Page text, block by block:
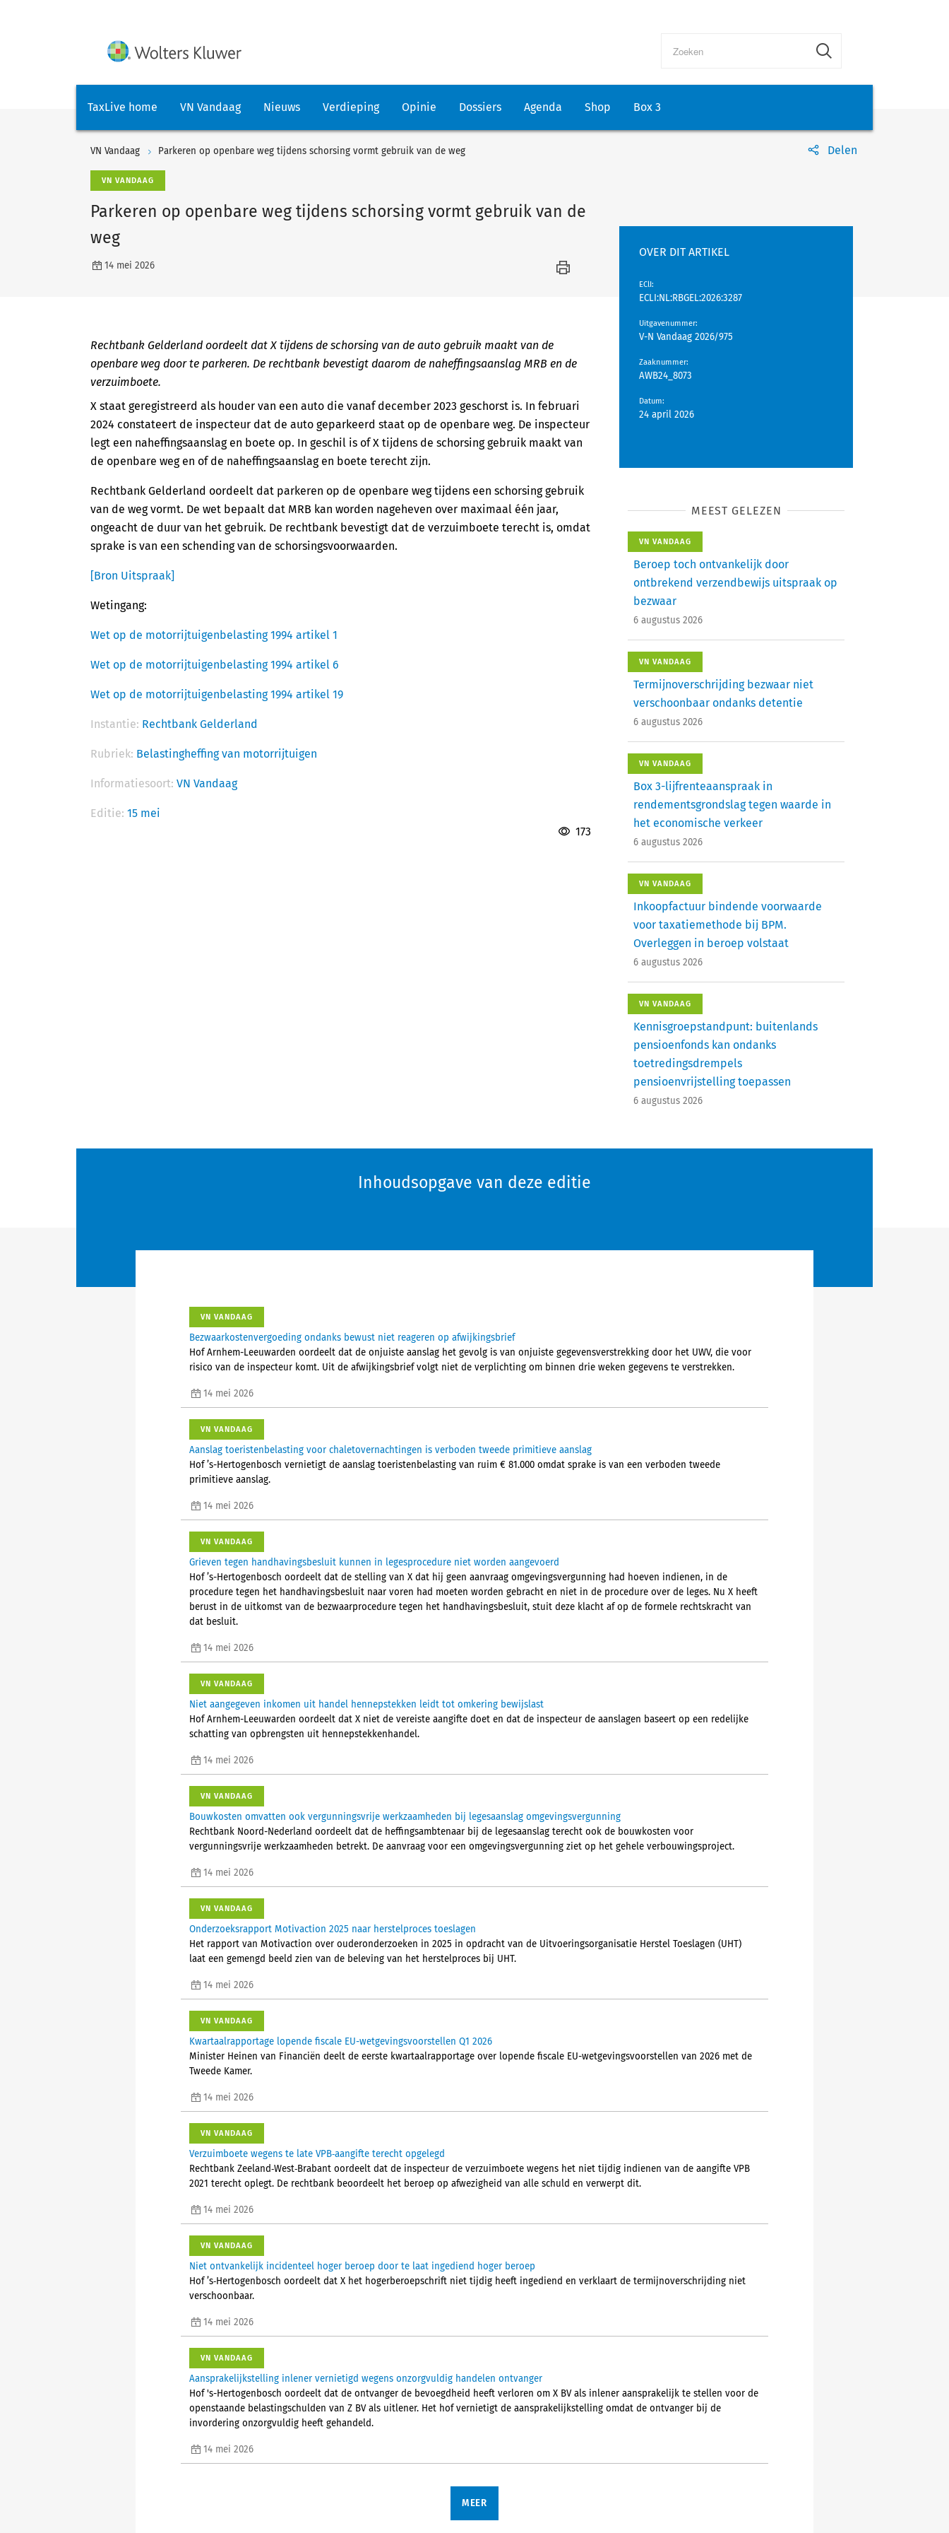
TaxLive home VN Vandaag Nieuws Verdieping Opinie Dossiers Agenda Shop Box 3
VN Vandaag Parkeren op openbare weg tijdens schorsing vormt gebruik van de weg Delen
VN VANDAAG
Parkeren op openbare weg tijdens schorsing vormt gebruik van de
weg
14 mei 2026
Rechtbank Gelderland oordeelt dat X tijdens de schorsing van de auto gebruik maakt van de
openbare weg door te parkeren. De rechtbank bevestigt daarom de naheffingsaanslag MRB en de
verzuimboete.
X staat geregistreerd als houder van een auto die vanaf december 2023 geschorst is. In februari
2024 constateert de inspecteur dat de auto geparkeerd staat op de openbare weg. De inspecteur
legt een naheffingsaanslag en boete op. In geschil is of X tijdens de schorsing gebruik maakt van
de openbare weg en of de naheffingsaanslag en boete terecht zijn.
Rechtbank Gelderland oordeelt dat parkeren op de openbare weg tijdens een schorsing gebruik
van de weg vormt. De wet bepaalt dat MRB kan worden nageheven over maximaal één jaar,
ongeacht de duur van het gebruik. De rechtbank bevestigt dat de verzuimboete terecht is, omdat
sprake is van een schending van de schorsingsvoorwaarden.
[Bron Uitspraak]
Wetingang:
Wet op de motorrijtuigenbelasting 1994 artikel 1
Wet op de motorrijtuigenbelasting 1994 artikel 6
Wet op de motorrijtuigenbelasting 1994 artikel 19
Instantie: Rechtbank Gelderland
Rubriek: Belastingheffing van motorrijtuigen
Informatiesoort: VN Vandaag
Editie: 15 mei
173
OVER DIT ARTIKEL
EClI:
ECLI:NL:RBGEL:2026:3287
Uitgavenummer:
V-N Vandaag 2026/975
Zaaknummer:
AWB24_8073
Datum:
24 april 2026
MEEST GELEZEN
VN VANDAAG
Beroep toch ontvankelijk door
ontbrekend verzendbewijs uitspraak op
bezwaar
6 augustus 2026
VN VANDAAG
Termijnoverschrijding bezwaar niet
verschoonbaar ondanks detentie
6 augustus 2026
VN VANDAAG
Box 3-lijfrenteaanspraak in
rendementsgrondslag tegen waarde in
het economische verkeer
6 augustus 2026
VN VANDAAG
Inkoopfactuur bindende voorwaarde
voor taxatiemethode bij BPM.
Overleggen in beroep volstaat
6 augustus 2026
VN VANDAAG
Kennisgroepstandpunt: buitenlands
pensioenfonds kan ondanks
toetredingsdrempels
pensioenvrijstelling toepassen
6 augustus 2026
Inhoudsopgave van deze editie
VN VANDAAG
Bezwaarkostenvergoeding ondanks bewust niet reageren op afwijkingsbrief
Hof Arnhem-Leeuwarden oordeelt dat de onjuiste aanslag het gevolg is van onjuiste gegevensverstrekking door het UWV, die voor
risico van de inspecteur komt. Uit de afwijkingsbrief volgt niet de verplichting om binnen drie weken gegevens te verstrekken.
14 mei 2026
VN VANDAAG
Aanslag toeristenbelasting voor chaletovernachtingen is verboden tweede primitieve aanslag
Hof ’s-Hertogenbosch vernietigt de aanslag toeristenbelasting van ruim € 81.000 omdat sprake is van een verboden tweede
primitieve aanslag.
14 mei 2026
VN VANDAAG
Grieven tegen handhavingsbesluit kunnen in legesprocedure niet worden aangevoerd
Hof ’s-Hertogenbosch oordeelt dat de stelling van X dat hij geen aanvraag omgevingsvergunning had hoeven indienen, in de
procedure tegen het handhavingsbesluit naar voren had moeten worden gebracht en niet in de procedure over de leges. Nu X heeft
berust in de uitkomst van de bezwaarprocedure tegen het handhavingsbesluit, stuit deze klacht af op de formele rechtskracht van
dat besluit.
14 mei 2026
VN VANDAAG
Niet aangegeven inkomen uit handel hennepstekken leidt tot omkering bewijslast
Hof Arnhem-Leeuwarden oordeelt dat X niet de vereiste aangifte doet en dat de inspecteur de aanslagen baseert op een redelijke
schatting van opbrengsten uit hennepstekkenhandel.
14 mei 2026
VN VANDAAG
Bouwkosten omvatten ook vergunningsvrije werkzaamheden bij legesaanslag omgevingsvergunning
Rechtbank Noord-Nederland oordeelt dat de heffingsambtenaar bij de legesaanslag terecht ook de bouwkosten voor
vergunningsvrije werkzaamheden betrekt. De aanvraag voor een omgevingsvergunning ziet op het gehele verbouwingsproject.
14 mei 2026
VN VANDAAG
Onderzoeksrapport Motivaction 2025 naar herstelproces toeslagen
Het rapport van Motivaction over ouderonderzoeken in 2025 in opdracht van de Uitvoeringsorganisatie Herstel Toeslagen (UHT)
laat een gemengd beeld zien van de beleving van het herstelproces bij UHT.
14 mei 2026
VN VANDAAG
Kwartaalrapportage lopende fiscale EU-wetgevingsvoorstellen Q1 2026
Minister Heinen van Financiën deelt de eerste kwartaalrapportage over lopende fiscale EU-wetgevingsvoorstellen van 2026 met de
Tweede Kamer.
14 mei 2026
VN VANDAAG
Verzuimboete wegens te late VPB‑aangifte terecht opgelegd
Rechtbank Zeeland‑West‑Brabant oordeelt dat de inspecteur de verzuimboete wegens het niet tijdig indienen van de aangifte VPB
2021 terecht oplegt. De rechtbank beoordeelt het beroep op afwezigheid van alle schuld en verwerpt dit.
14 mei 2026
VN VANDAAG
Niet ontvankelijk incidenteel hoger beroep door te laat ingediend hoger beroep
Hof ’s‑Hertogenbosch oordeelt dat X het hogerberoepschrift niet tijdig heeft ingediend en verklaart de termijnoverschrijding niet
verschoonbaar.
14 mei 2026
VN VANDAAG
Aansprakelijkstelling inlener vernietigd wegens onzorgvuldig handelen ontvanger
Hof 's-Hertogenbosch oordeelt dat de ontvanger de bevoegdheid heeft verloren om X BV als inlener aansprakelijk te stellen voor de
openstaande belastingschulden van Z BV als uitlener. Het hof vernietigt de aansprakelijkstelling omdat de ontvanger bij de
invordering onzorgvuldig heeft gehandeld.
14 mei 2026
MEER